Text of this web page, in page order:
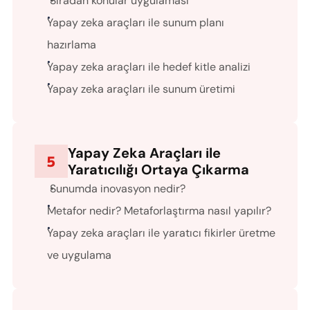
Yapay zeka araçları ile sunum planı
hazırlama
Yapay zeka araçları ile hedef kitle analizi
Yapay zeka araçları ile sunum üretimi
5
Yapay Zeka Araçları ile
Yaratıcılığı Ortaya Çıkarma
Sunumda inovasyon nedir?
Metafor nedir? Metaforlaştırma nasıl yapılır?
Yapay zeka araçları ile yaratıcı fikirler üretme
ve uygulama